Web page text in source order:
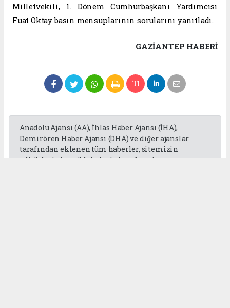
Milletvekili, 1. Dönem Cumhurbaşkanı Yardımcısı
Fuat Oktay basın mensuplarının sorularını yanıtladı.
GAZIANTEP HABERİ
Anadolu Ajansı (AA), İhlas Haber Ajansı (İHA),
Demirören Haber Ajansı (DHA) ve diğer ajanslar
tarafından eklenen tüm haberler, sitemizin
editörlerinin müdahalesi olmadan ajans